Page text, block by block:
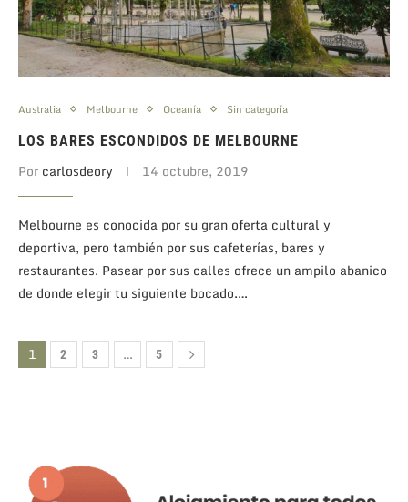
Australia Melbourne Oceanía Sin categoría
LOS BARES ESCONDIDOS DE MELBOURNE
Por carlosdeory 14 octubre, 2019
Melbourne es conocida por su gran oferta cultural y
deportiva, pero también por sus cafeterías, bares y
restaurantes. Pasear por sus calles ofrece un ampilo abanico
de donde elegir tu siguiente bocado.…
1 2 3 … 5